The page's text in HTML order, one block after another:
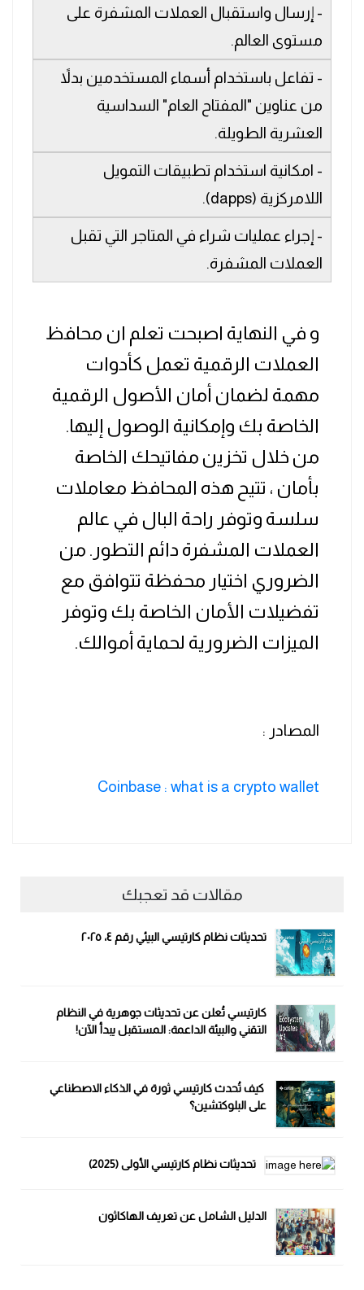
- إرسال واستقبال العملات المشفرة على
مستوى العالم.
- تفاعل باستخدام أسماء المستخدمين بدلاً
من عناوين "المفتاح العام" السداسية
العشرية الطويلة.
- امكانية استخدام تطبيقات التمويل
اللامركزية (dapps).
- إجراء عمليات شراء في المتاجر التي تقبل
العملات المشفرة.
و في النهاية اصبحت تعلم ان محافظ
العملات الرقمية تعمل كأدوات
مهمة لضمان أمان الأصول الرقمية
الخاصة بك وإمكانية الوصول إليها.
من خلال تخزين مفاتيحك الخاصة
بأمان ، تتيح هذه المحافظ معاملات
سلسة وتوفر راحة البال في عالم
العملات المشفرة دائم التطور. من
الضروري اختيار محفظة تتوافق مع
تفضيلات الأمان الخاصة بك وتوفر
الميزات الضرورية لحماية أموالك.
المصادر :
Coinbase : what is a crypto wallet
مقالات قد تعجبك
تحديثات نظام كارتيسي البيئي رقم ٤، ٢٠٢٥
كارتيسي تُعلن عن تحديثات جوهرية في النظام
التقني والبيئة الداعمة: المستقبل يبدأ الآن!
كيف تُحدث كارتيسي ثورة في الذكاء الاصطناعي
على البلوكتشين؟
تحديثات نظام كارتيسي الأولى (2025)
الدليل الشامل عن تعريف الهاكاثون